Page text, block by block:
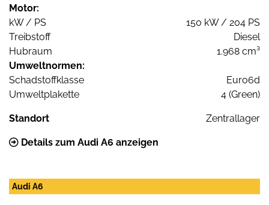
Motor:
kW / PS
150 kW / 204 PS
Treibstoff
Diesel
Hubraum
1.968 cm³
Umweltnormen:
Schadstoffklasse
Euro6d
Umweltplakette
4 (Green)
Standort Zentrallager
Details zum Audi A6 anzeigen
Audi A6